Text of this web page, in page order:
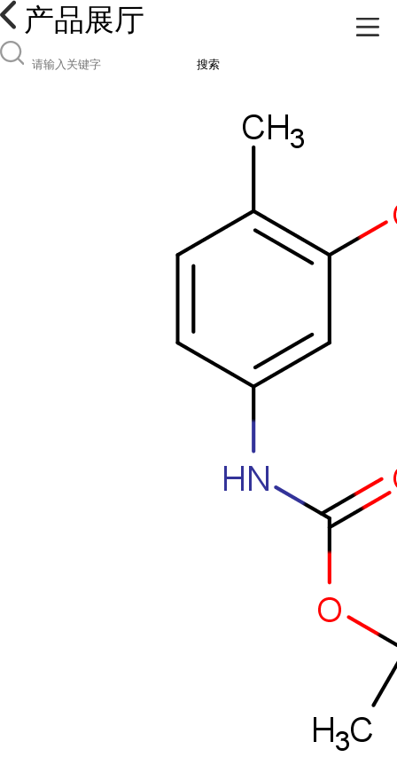
产品展厅
搜索